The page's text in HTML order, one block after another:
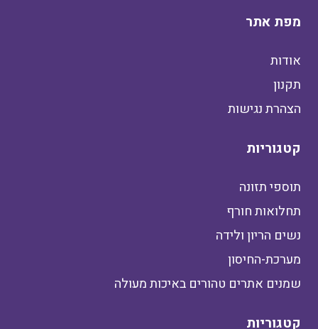
מפת אתר
אודות
תקנון
הצהרת נגישות
קטגוריות
תוספי תזונה
תחלואות חורף
נשים הריון ולידה
מערכת-החיסון
שמנים אתרים טהורים באיכות מעולה
קטגוריות